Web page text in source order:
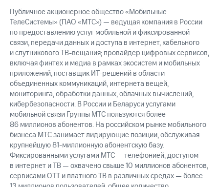
Описание
Еврооблигации-2023
Уведомление
о
погашении
именных
облигаций
Другое
Регистратор
Реквизиты
Контакты
развитие
деловая этика
На главную
Публичное акционерное общество «Мобильные
ТелеСистемы» (ПАО «МТС») — ведущая компания в России
по предоставлению услуг мобильной и фиксированной
связи, передачи данных и доступа в интернет, кабельного
и спутникового ТВ-вещания; провайдер цифровых сервисов,
включая финтех и медиа в рамках экосистем и мобильных
приложений; поставщик ИТ-решений в области
объединенных коммуникаций, интернета вещей,
мониторинга, обработки данных, облачных вычислений,
кибербезопасности. В России и Беларуси услугами
мобильной связи Группы МТС пользуются более
86 миллионов абонентов. На российском рынке мобильного
бизнеса МТС занимает лидирующие позиции, обслуживая
крупнейшую 81-миллионную абонентскую базу.
Фиксированными услугами МТС — телефонией, доступом
в интернет и ТВ — охвачено свыше 10 миллионов абонентов,
сервисами OTT и платного ТВ в различных средах — более